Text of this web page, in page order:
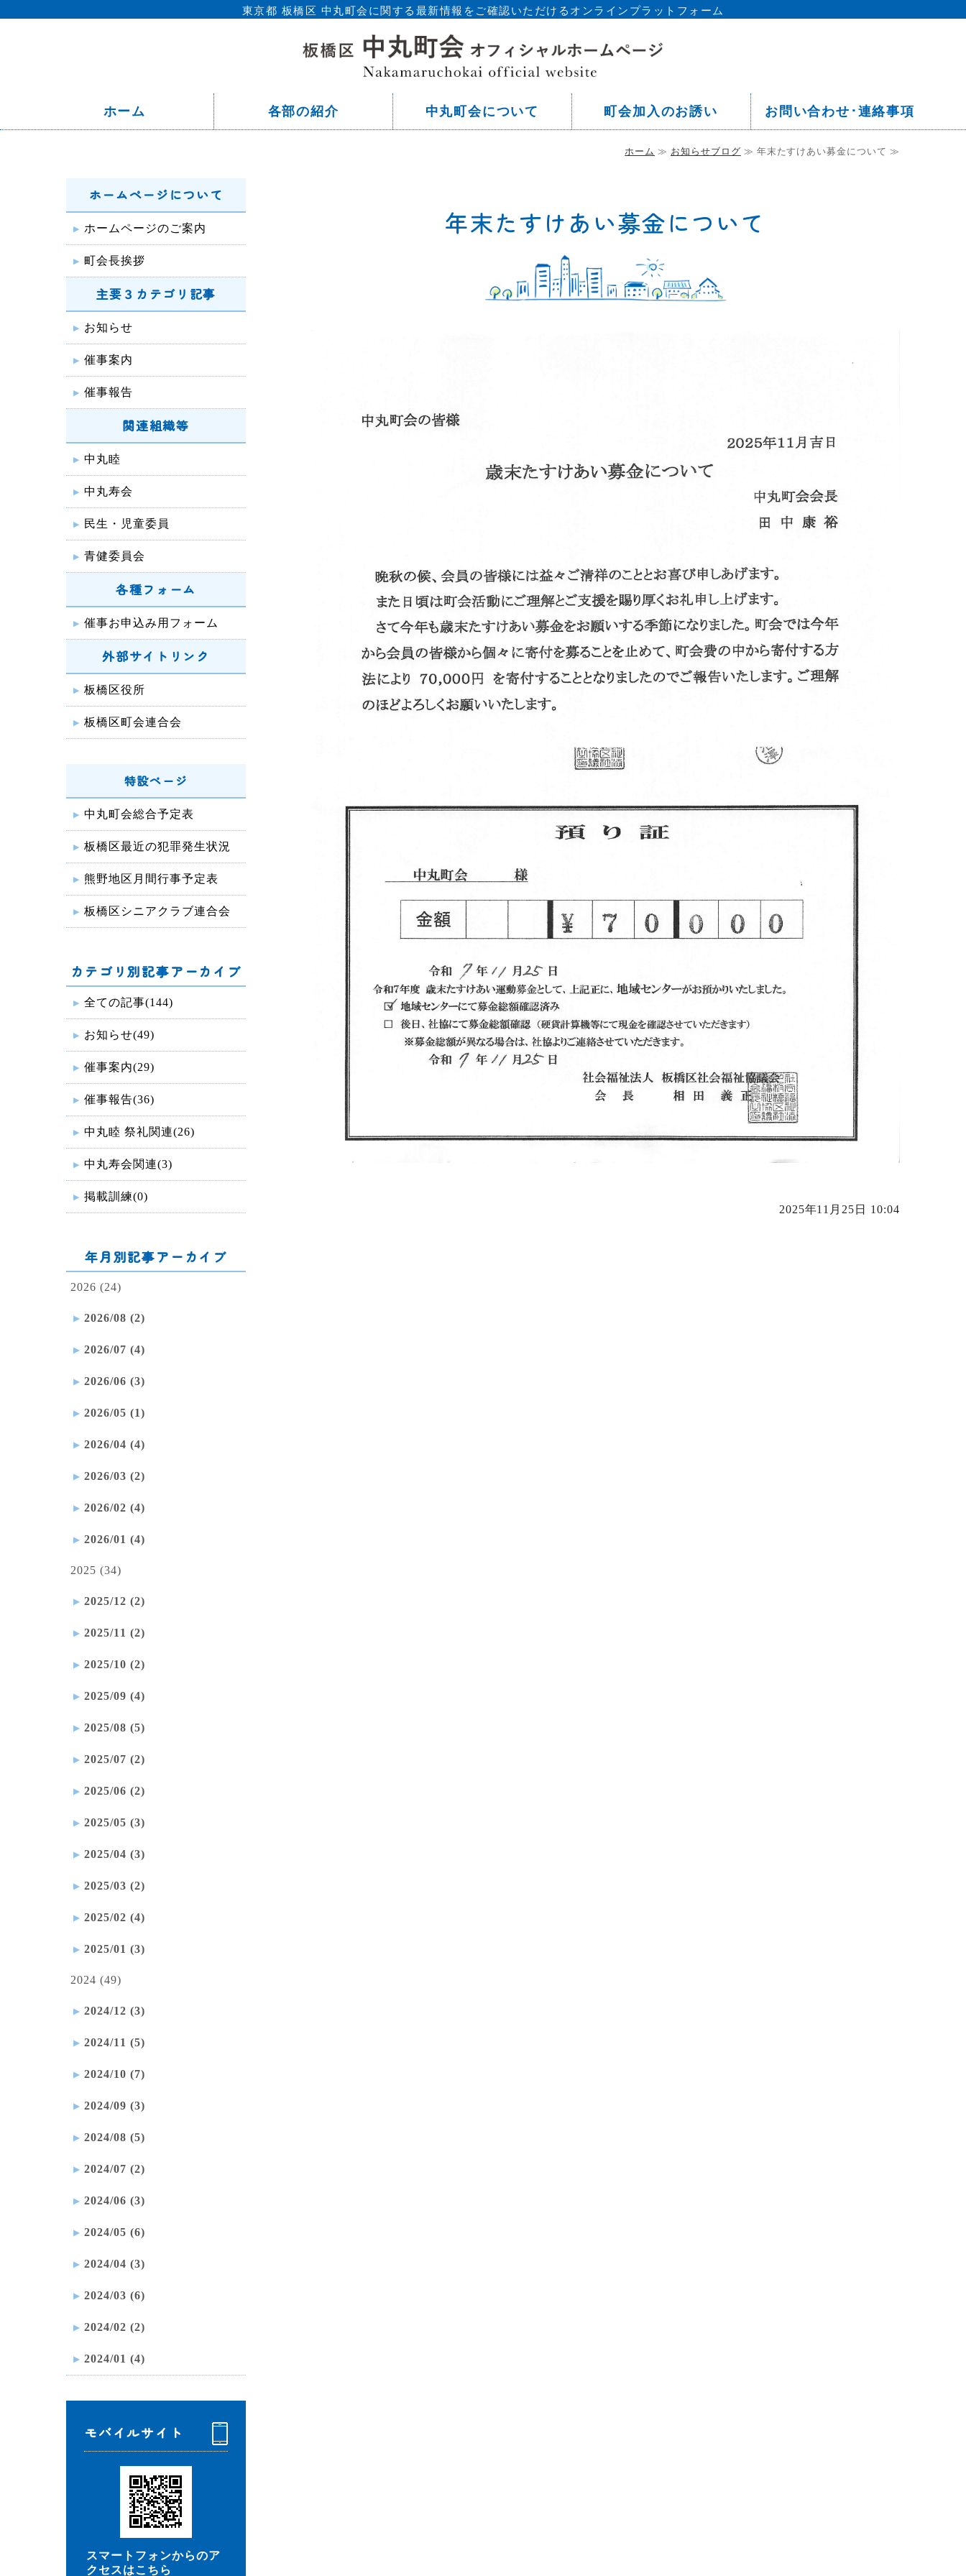
東京都 板橋区 中丸町会に関する最新情報をご確認いただけるオンラインプラットフォーム
ホーム 各部の紹介 中丸町会について 町会加入のお誘い お問い合わせ･連絡事項
ホーム ≫ お知らせブログ ≫ 年末たすけあい募金について ≫
年末たすけあい募金について
2025年11月25日 10:04
ホームページについて
ホームページのご案内
町会長挨拶
主要３カテゴリ記事
お知らせ
催事案内
催事報告
関連組織等
中丸睦
中丸寿会
民生・児童委員
青健委員会
各種フォーム
催事お申込み用フォーム
外部サイトリンク
板橋区役所
板橋区町会連合会
特設ページ
中丸町会総合予定表
板橋区最近の犯罪発生状況
熊野地区月間行事予定表
板橋区シニアクラブ連合会
カテゴリ別記事アーカイブ
全ての記事(144)
お知らせ(49)
催事案内(29)
催事報告(36)
中丸睦 祭礼関連(26)
中丸寿会関連(3)
掲載訓練(0)
年月別記事アーカイブ
2026 (24)
2026/08 (2)
2026/07 (4)
2026/06 (3)
2026/05 (1)
2026/04 (4)
2026/03 (2)
2026/02 (4)
2026/01 (4)
2025 (34)
2025/12 (2)
2025/11 (2)
2025/10 (2)
2025/09 (4)
2025/08 (5)
2025/07 (2)
2025/06 (2)
2025/05 (3)
2025/04 (3)
2025/03 (2)
2025/02 (4)
2025/01 (3)
2024 (49)
2024/12 (3)
2024/11 (5)
2024/10 (7)
2024/09 (3)
2024/08 (5)
2024/07 (2)
2024/06 (3)
2024/05 (6)
2024/04 (3)
2024/03 (6)
2024/02 (2)
2024/01 (4)
モバイルサイト
スマートフォンからのア
クセスはこちら